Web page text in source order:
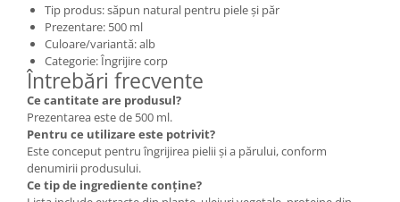
Tip produs: săpun natural pentru piele și păr
Prezentare: 500 ml
Culoare/variantă: alb
Categorie: Îngrijire corp
Întrebări frecvente
Ce cantitate are produsul?
Prezentarea este de 500 ml.
Pentru ce utilizare este potrivit?
Este conceput pentru îngrijirea pielii și a părului, conform
denumirii produsului.
Ce tip de ingrediente conține?